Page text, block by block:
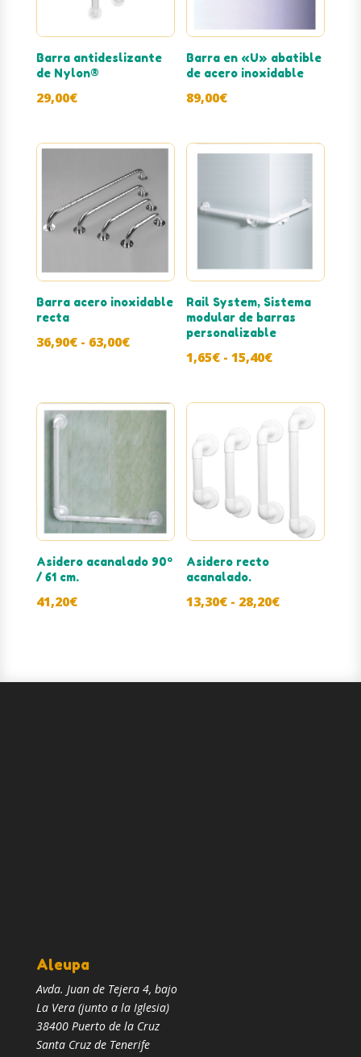
Barra antideslizante
de Nylon®
29,00€
Barra en «U» abatible
de acero inoxidable
89,00€
Barra acero inoxidable
recta
36,90€ - 63,00€Rango
desde
36,90€
hasta
Rail System, Sistema
modular de barras
personalizable
1,65€ - 15,40€Rango
precios:
desde
Asidero acanalado 90º
/ 61 cm.
41,20€
Asidero recto
acanalado.
13,30€ - 28,20€Rango
Aleupa
Avda. Juan de Tejera 4, bajo
La Vera (junto a la Iglesia)
38400 Puerto de la Cruz
Santa Cruz de Tenerife